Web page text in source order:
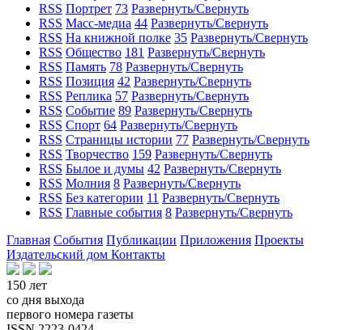
RSS Портрет 73 Развернуть/Свернуть
RSS Масс-медиа 44 Развернуть/Свернуть
RSS На книжной полке 35 Развернуть/Свернуть
RSS Общество 181 Развернуть/Свернуть
RSS Память 78 Развернуть/Свернуть
RSS Позиция 42 Развернуть/Свернуть
RSS Реплика 57 Развернуть/Свернуть
RSS Событие 89 Развернуть/Свернуть
RSS Спорт 64 Развернуть/Свернуть
RSS Страницы истории 77 Развернуть/Свернуть
RSS Творчество 159 Развернуть/Свернуть
RSS Былое и думы 42 Развернуть/Свернуть
RSS Молния 8 Развернуть/Свернуть
RSS Без категории 11 Развернуть/Свернуть
RSS Главные события 8 Развернуть/Свернуть
Главная События Публикации Приложения Проекты
Издательский дом Контакты
150 лет
со дня выхода
первого номера газеты